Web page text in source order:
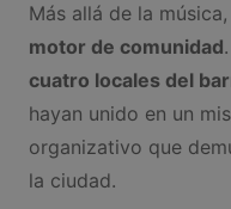
Más allá de la
motor de comunidad
cuatro locales del
hayan unido en un
organizativo que
la ciudad.